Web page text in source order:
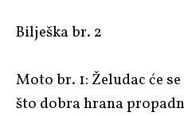
Bilješka br. 2
Moto br. 1: Želudac će
što dobra hrana